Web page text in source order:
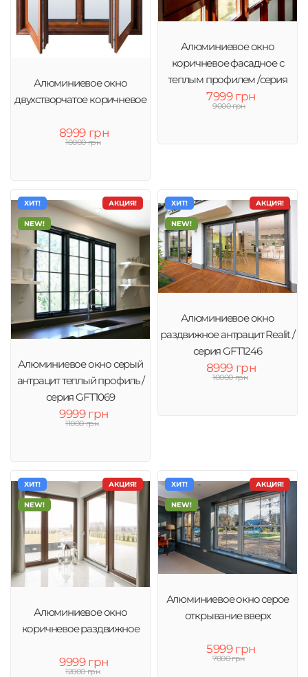
Алюминиевое окно
двухстворчатое коричневое
8999 грн
10000 грн
Алюминиевое окно
коричневое фасадное с
теплым профилем /серия
GFT1067
7999 грн
9000 грн
АКЦИЯ!
ХИТ!
NEW!
Алюминиевое окно серый
антрацит теплый профиль /
серия GFT1069
9999 грн
11000 грн
АКЦИЯ!
ХИТ!
NEW!
Алюминиевое окно
раздвижное антрацит Realit /
серия GFT1246
8999 грн
10000 грн
АКЦИЯ!
ХИТ!
NEW!
Алюминиевое окно
коричневое раздвижное
9999 грн
12000 грн
АКЦИЯ!
ХИТ!
NEW!
Алюминиевое окно серое
открывание вверх
5999 грн
7000 грн